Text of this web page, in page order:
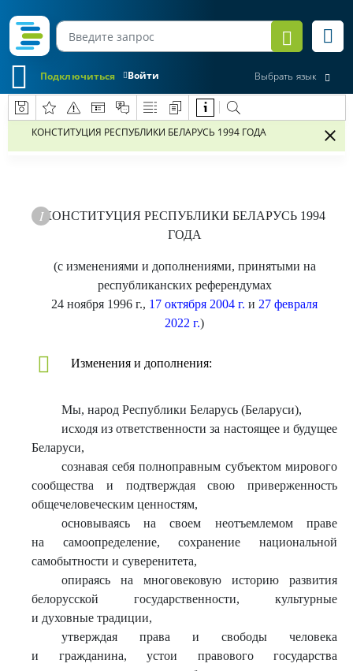
Войти
Подключиться Выбрать язык
КОНСТИТУЦИЯ РЕСПУБЛИКИ БЕЛАРУСЬ 1994 ГОДА
КОНСТИТУЦИЯ РЕСПУБЛИКИ БЕЛАРУСЬ 1994
ГОДА
(с изменениями и дополнениями, принятыми на
республиканских референдумах
24 ноября 1996 г., 17 октября 2004 г. и 27 февраля
2022 г.)
Изменения и дополнения:
Мы, народ Республики Беларусь (Беларуси),
исходя из ответственности за настоящее и будущее
Беларуси,
сознавая себя полноправным субъектом мирового
сообщества и подтверждая свою приверженность
общечеловеческим ценностям,
основываясь на своем неотъемлемом праве
на самоопределение, сохранение национальной
самобытности и суверенитета,
опираясь на многовековую историю развития
белорусской государственности, культурные
и духовные традиции,
утверждая права и свободы человека
и гражданина, устои правового государства